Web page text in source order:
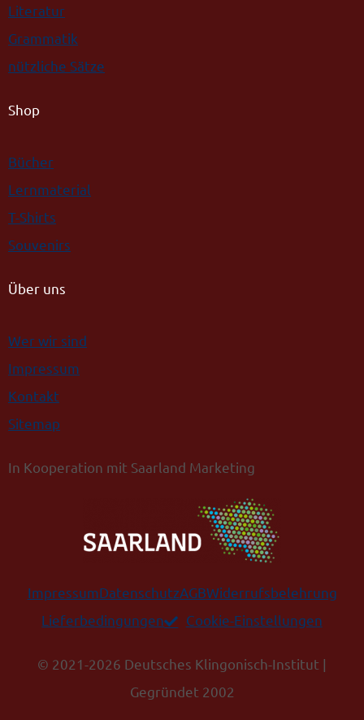
Literatur
Grammatik
nützliche Sätze
Shop
Bücher
Lernmaterial
T-Shirts
Souvenirs
Über uns
Wer wir sind
Impressum
Kontakt
Sitemap
In Kooperation mit Saarland Marketing
ImpressumDatenschutzAGBWiderrufsbelehrung
Lieferbedingungen
Cookie-Einstellungen
© 2021-2026 Deutsches Klingonisch-Institut |
Gegründet 2002